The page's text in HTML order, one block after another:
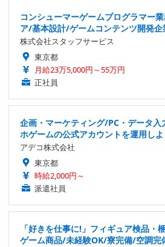
コンシューマーゲームプログラマー
ア/基本設計/ゲームコンテンツ開発企
株式会社スタッフサービス
東京都
月給23万5,000円～55万円
正社員
企画・マーケティング/PC・データ
ホゲームの公式アカウントを運用しよ
アデコ株式会社
東京都
時給2,000円～
派遣社員
「好きを仕事に!」フィギュア検品・
ゲーム商品/未経験OK/寮完備/空調完